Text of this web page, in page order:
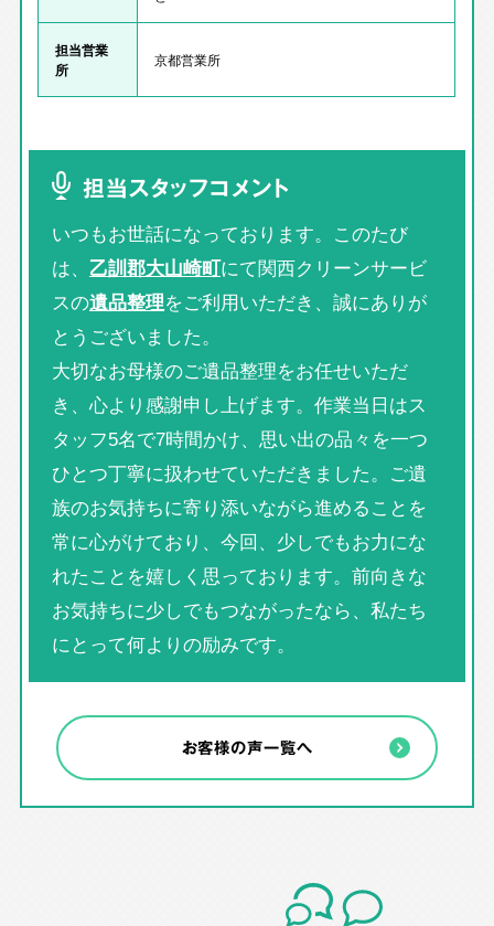
担当営業
所
京都営業所
担当スタッフコメント
いつもお世話になっております。このたび
は、 乙訓郡大山崎町にて関西クリーンサービ
スの遺品整理をご利用いただき、誠にありが
とうございました。
大切なお母様のご遺品整理をお任せいただ
き、心より感謝申し上げます。作業当日はス
タッフ5名で7時間かけ、思い出の品々を一つ
ひとつ丁寧に扱わせていただきました。ご遺
族のお気持ちに寄り添いながら進めることを
常に心がけており、今回、少しでもお力にな
れたことを嬉しく思っております。前向きな
お気持ちに少しでもつながったなら、私たち
にとって何よりの励みです。
お客様の声一覧へ